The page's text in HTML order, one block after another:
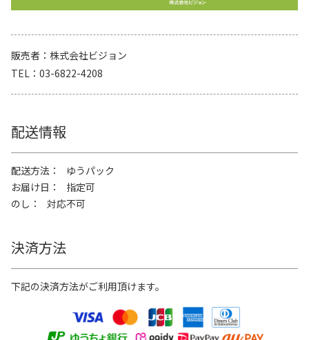
販売者
株式会社ビジョン
TEL
03-6822-4208
配送情報
配送方法
ゆうパック
お届け日
指定可
のし
対応不可
決済方法
下記の決済方法がご利用頂けます。